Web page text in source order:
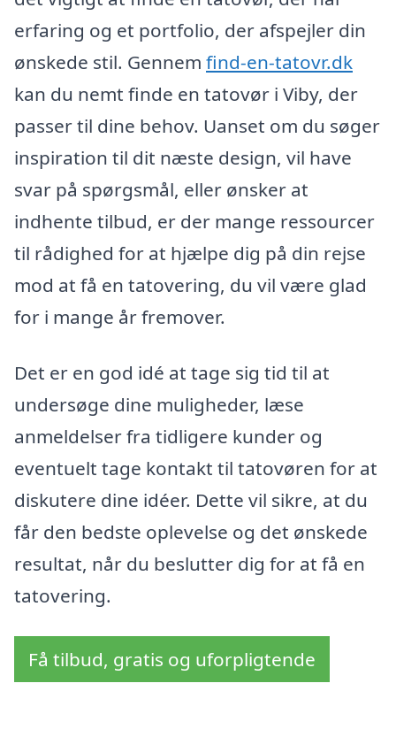
erfaring og et portfolio, der afspejler din
ønskede stil. Gennem find-en-tatovr.dk
kan du nemt finde en tatovør i Viby, der
passer til dine behov. Uanset om du søger
inspiration til dit næste design, vil have
svar på spørgsmål, eller ønsker at
indhente tilbud, er der mange ressourcer
til rådighed for at hjælpe dig på din rejse
mod at få en tatovering, du vil være glad
for i mange år fremover.
Det er en god idé at tage sig tid til at
undersøge dine muligheder, læse
anmeldelser fra tidligere kunder og
eventuelt tage kontakt til tatovøren for at
diskutere dine idéer. Dette vil sikre, at du
får den bedste oplevelse og det ønskede
resultat, når du beslutter dig for at få en
tatovering.
Få tilbud, gratis og uforpligtende